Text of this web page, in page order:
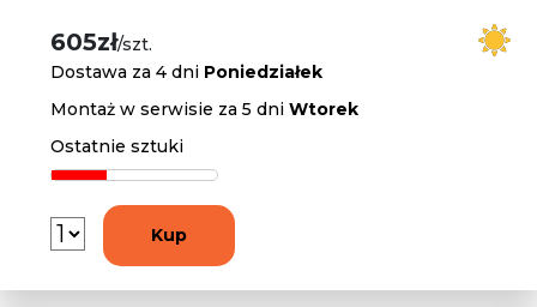
605zł/szt.
Dostawa za 4 dni Poniedziałek
Montaż w serwisie za 5 dniWtorek
Ostatnie sztuki
Kup